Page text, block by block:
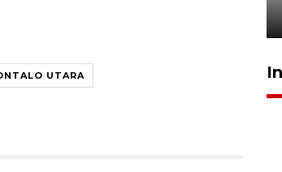
UTARA